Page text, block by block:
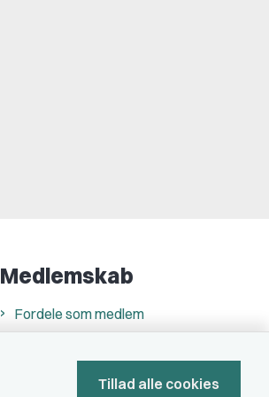
Medlemskab
Fordele som medlem
Tillad alle cookies